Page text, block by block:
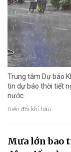
Trung tâm Dự báo
tin dự báo thời tiết
nước.
Biến đổi khí hậu
Mưa lớn bao